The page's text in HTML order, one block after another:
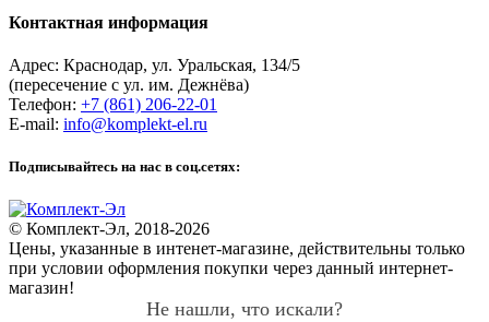
Контактная информация
Адрес: Краснодар, ул. Уральская, 134/5
(пересечение с ул. им. Дежнёва)
Телефон: +7 (861) 206-22-01
E-mail: info@komplekt-el.ru
Подписывайтесь на нас в соц.сетях:
© Комплект-Эл, 2018-2026
Цены, указанные в интенет-магазине, действительны только
при условии оформления покупки через данный интернет-
магазин!
Не нашли, что искали?